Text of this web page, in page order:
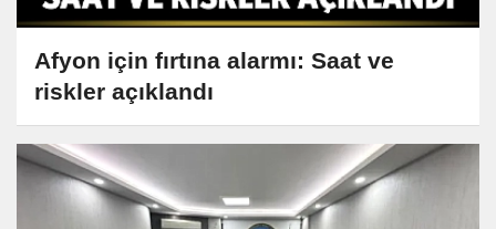
Afyon için fırtına alarmı: Saat ve
riskler açıklandı